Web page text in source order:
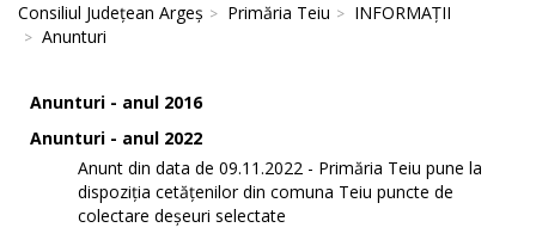
Consiliul Județean Argeș Primăria Teiu
INFORMAȚII
Anunturi
Anunturi - anul 2016
Anunturi - anul 2022
Anunt din data de 09.11.2022 - Primăria Teiu pune la
dispoziția cetățenilor din comuna Teiu puncte de
colectare deșeuri selectate